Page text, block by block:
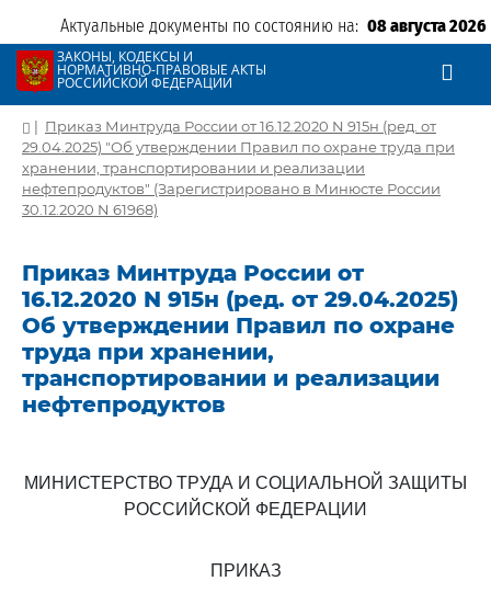
Актуальные документы по состоянию на: 08 августа 2026
ЗАКОНЫ, КОДЕКСЫ И
НОРМАТИВНО-ПРАВОВЫЕ АКТЫ
РОССИЙСКОЙ ФЕДЕРАЦИИ
| Приказ Минтруда России от 16.12.2020 N 915н (ред. от
29.04.2025) "Об утверждении Правил по охране труда при
хранении, транспортировании и реализации
нефтепродуктов" (Зарегистрировано в Минюсте России
30.12.2020 N 61968)
Приказ Минтруда России от
16.12.2020 N 915н (ред. от 29.04.2025)
Об утверждении Правил по охране
труда при хранении,
транспортировании и реализации
нефтепродуктов
МИНИСТЕРСТВО ТРУДА И СОЦИАЛЬНОЙ ЗАЩИТЫ
РОССИЙСКОЙ ФЕДЕРАЦИИ
ПРИКАЗ